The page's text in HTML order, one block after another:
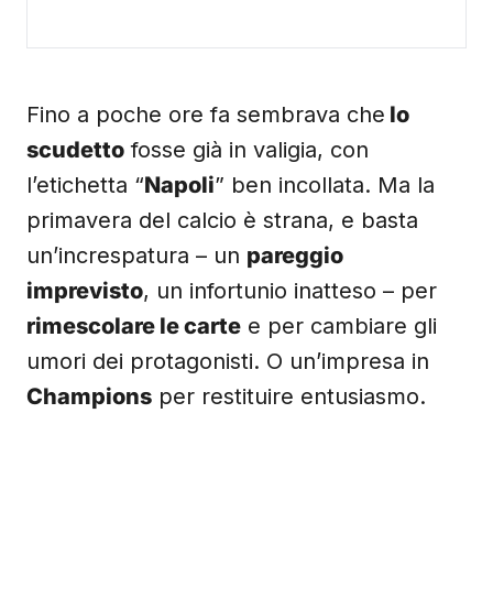
Fino a poche ore fa sembrava che lo
scudetto fosse già in valigia, con
l’etichetta “Napoli” ben incollata. Ma la
primavera del calcio è strana, e basta
un’increspatura – un pareggio
imprevisto, un infortunio inatteso – per
rimescolare le carte e per cambiare gli
umori dei protagonisti. O un’impresa in
Champions per restituire entusiasmo.